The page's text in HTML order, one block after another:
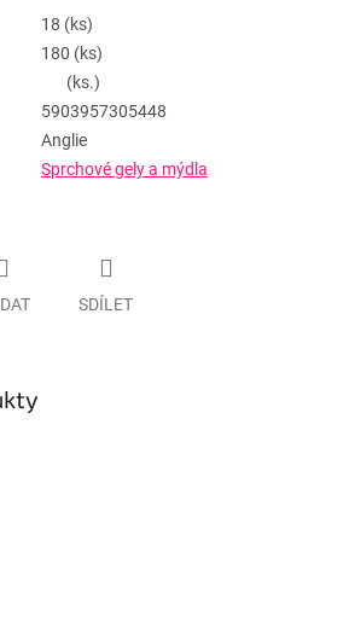
18 (ks)
180 (ks)
(ks.)
5903957305448
Anglie
Sprchové gely a mýdla
SDÍLET